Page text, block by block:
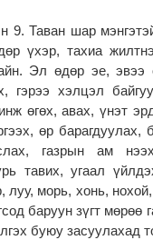
9. Таван шар
үхэр, тахиа
Эл өдөр эе, эвээ
гэрээ хэлцэл
өгөх, авах, үнэт
өр барагдуулах,
газрын ам
тавих, угаал
луу, морь, хонь,
баруун зүгт мөрөө
буюу засуулахад